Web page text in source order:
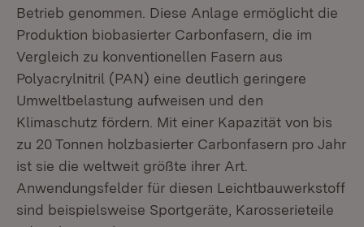
Betrieb genommen. Diese Anlage ermöglicht die
Produktion biobasierter Carbonfasern, die im
Vergleich zu konventionellen Fasern aus
Polyacrylnitril (PAN) eine deutlich geringere
Umweltbelastung aufweisen und den
Klimaschutz fördern. Mit einer Kapazität von bis
zu 20 Tonnen holzbasierter Carbonfasern pro Jahr
ist sie die weltweit größte ihrer Art.
Anwendungsfelder für diesen Leichtbauwerkstoff
sind beispielsweise Sportgeräte, Karosserieteile